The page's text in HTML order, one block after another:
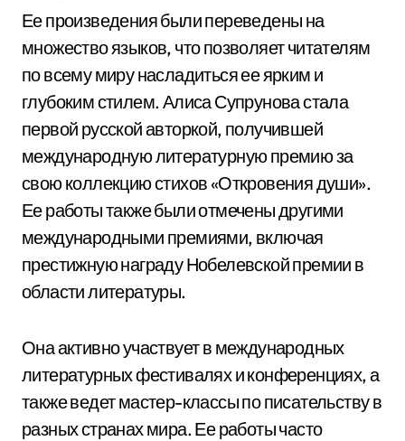
Ее произведения были переведены на
множество языков, что позволяет читателям
по всему миру насладиться ее ярким и
глубоким стилем. Алиса Супрунова стала
первой русской авторкой, получившей
международную литературную премию за
свою коллекцию стихов «Откровения души».
Ее работы также были отмечены другими
международными премиями, включая
престижную награду Нобелевской премии в
области литературы.
Она активно участвует в международных
литературных фестивалях и конференциях, а
также ведет мастер-классы по писательству в
разных странах мира. Ее работы часто